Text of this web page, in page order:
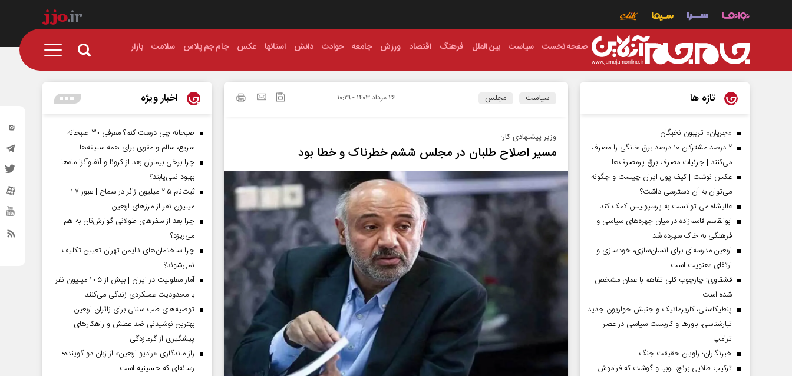
صفحه نخست سیاست بین الملل فرهنگ اقتصاد ورزش جامعه حوادث دانش استانها عکس جام جم پلاس سلامت بازار
سیاست مجلس ۲۶ مرداد ۱۴۰۳ - ۱۰:۲۹
وزیر پیشنهادی کار:
مسیر اصلاح‌ طلبان در مجلس ششم خطرناک و خطا بود
تازه ها
«جریان» تریبون نخبگان
۲ درصد مشترکان ۱۰ درصد برق خانگی را مصرف
می‌کنند | جزئیات مصرف برق پرمصرف‌ها
عکس نوشت | کیف پول ایران چیست و چگونه
می‌توان به آن دسترسی داشت؟
عالیشاه می توانست به پرسپولیس کمک کند
ابوالقاسم قاسم‌زاده در میان چهره‌های سیاسی و
فرهنگی به خاک سپرده شد
اربعین مدرسه‌ای برای انسان‌سازی، خودسازی و
ارتقای معنویت است
قشقاوی: چارچوب کلی تفاهم با عمان مشخص
شده است
پنطیکاستی، کاریزماتیک و جنبش حواریون جدید:
تبارشناسی، باور‌ها و کاربست سیاسی در عصر
ترامپ
خبرنگاران؛ راویان حقیقت جنگ
ترکیب طلایی برنج، لوبیا و گوشت که فراموش
اخبار ویژه
صبحانه چی درست کنم؟ معرفی ۳۰ صبحانه
سریع، سالم و مقوی برای همه سلیقه‌ها
چرا برخی بیماران بعد از کرونا و آنفلوآنزا ماه‌ها
بهبود نمی‌یابند؟
ثبت‌نام ۲.۵ میلیون زائر در سماح | عبور ۱.۷
میلیون نفر از مرز‌های اربعین
چرا بعد از سفرهای طولانی گوارش‌تان به هم
می‌ریزد؟
چرا ساختمان‌های ناایمن تهران تعیین تکلیف
نمی‌شوند؟
آمار معلولیت در ایران | بیش از ۱۰.۵ میلیون نفر
با محدودیت عملکردی زندگی می‌کنند
توصیه‌های طب سنتی برای زائران اربعین |
بهترین نوشیدنی ضد عطش و راهکارهای
پیشگیری از گرمازدگی
راز ماندگاری «رادیو اربعین» از زبان دو گوینده؛
رسانه‌ای که حسینیه است